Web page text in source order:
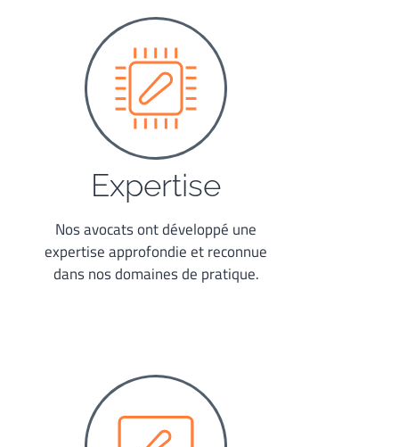
Expertise
Nos avocats ont développé une
expertise approfondie et reconnue
dans nos domaines de pratique.